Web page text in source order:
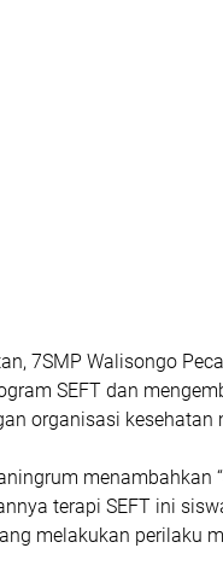
7SMP Walisongo
SEFT dan
organisasi kesehatan
menambahkan
terapi SEFT ini
melakukan perilaku